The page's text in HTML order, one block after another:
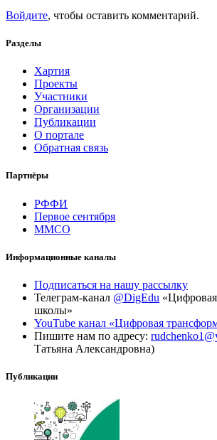
Войдите, чтобы оставить комментарий.
Разделы
Хартия
Проекты
Участники
Организации
Публикации
О портале
Обратная связь
Партнёры
РФФИ
Первое сентября
ММСО
Информационные каналы
Подписаться на нашу рассылку
Телеграм-канал @DigEdu
школы»
YouTube канал «Цифровая
Пишите нам по адресу:
Татьяна Александровна)
Публикации